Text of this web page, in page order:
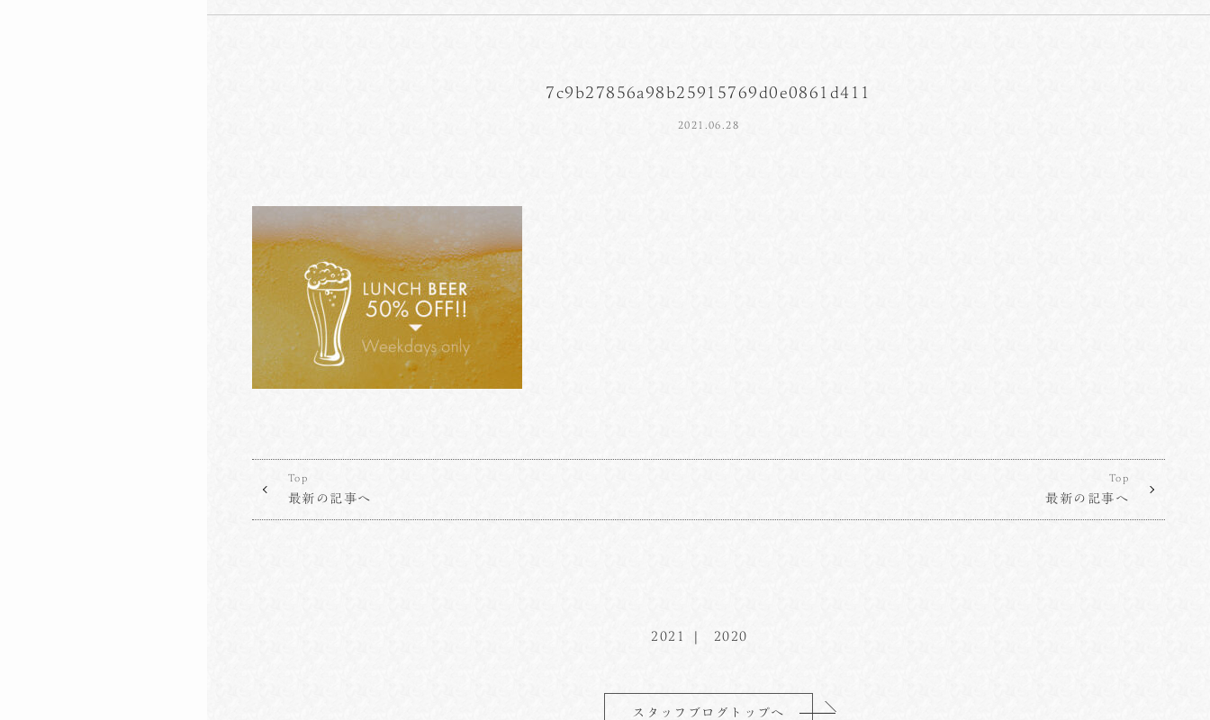
7c9b27856a98b25915769d0e0861d411
2021.06.28
Top
最新の記事へ
Top
最新の記事へ
2021 2020
スタッフブログトップへ